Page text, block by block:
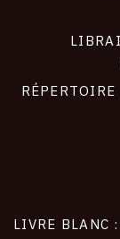
LIVRE BLANC